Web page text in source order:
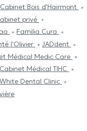
Cabinet Bois d'Hairmont
privé
Familia Cura
l'Olivier
JADdent
Médical Medic Care
Cabinet Médical TIHC
Dental Clinic